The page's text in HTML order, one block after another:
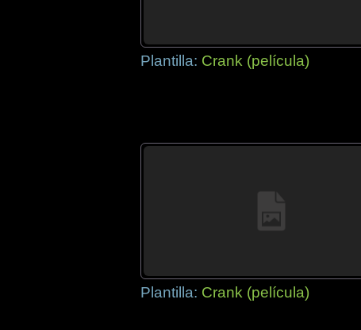
Plantilla: Crank (película)
Plantilla: Crank (película)